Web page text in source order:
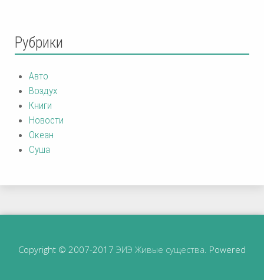
Рубрики
Авто
Воздух
Книги
Новости
Океан
Суша
Copyright © 2007-2017 ЭИЭ Живые существа . Powered